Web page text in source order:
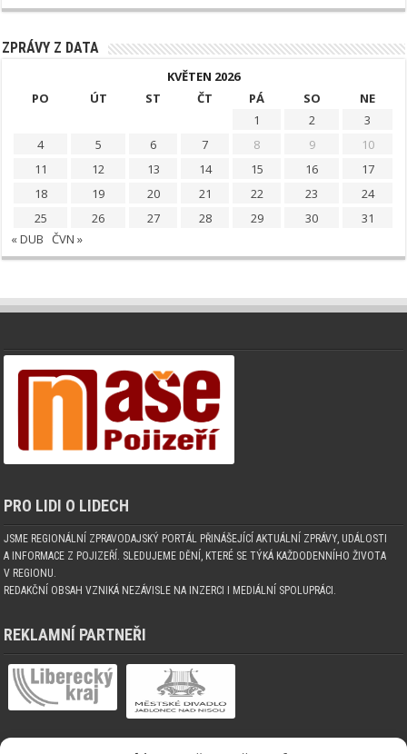
ZPRÁVY Z DATA
KVĚTEN 2026
PO
ÚT ST ČT PÁ SO
NE
1
2
3
4
5 6 7 8 9
10
11
12 13 14 15 16
17
18
19 20 21 22 23
24
25
26 27 28 29 30
31
« DUB ČVN »
PRO LIDI O LIDECH
JSME REGIONÁLNÍ ZPRAVODAJSKÝ PORTÁL PŘINÁŠEJÍCÍ AKTUÁLNÍ ZPRÁVY, UDÁLOSTI
A INFORMACE Z POJIZEŘÍ. SLEDUJEME DĚNÍ, KTERÉ SE TÝKÁ KAŽDODENNÍHO ŽIVOTA
V REGIONU.
REDAKČNÍ OBSAH VZNIKÁ NEZÁVISLE NA INZERCI I MEDIÁLNÍ SPOLUPRÁCI.
REKLAMNÍ PARTNEŘI